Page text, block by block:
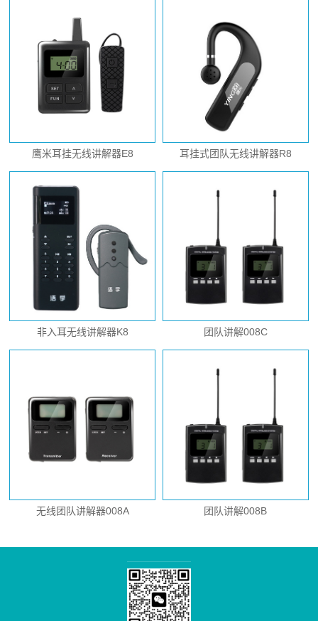
鹰米耳挂无线讲解器E8 耳挂式团队无线讲解器R8
非入耳无线讲解器K8 团队讲解008C
无线团队讲解器008A 团队讲解008B